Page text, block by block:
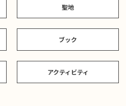
聖地
ブック
アクティビティ